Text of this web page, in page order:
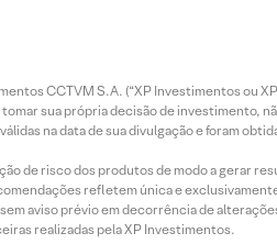
CCTVM S.A. (“XP Investimentos ou
sua própria decisão de
na data de sua divulgação e foram
de risco dos produtos de modo a gerar
refletem única e
aviso prévio em decorrência de
realizadas pela XP Investimentos.